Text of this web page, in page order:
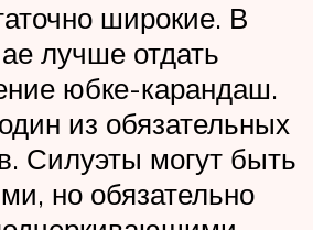
широкие. В
лучше отдать
юбке-карандаш.
из обязательных
Силуэты могут быть
но обязательно